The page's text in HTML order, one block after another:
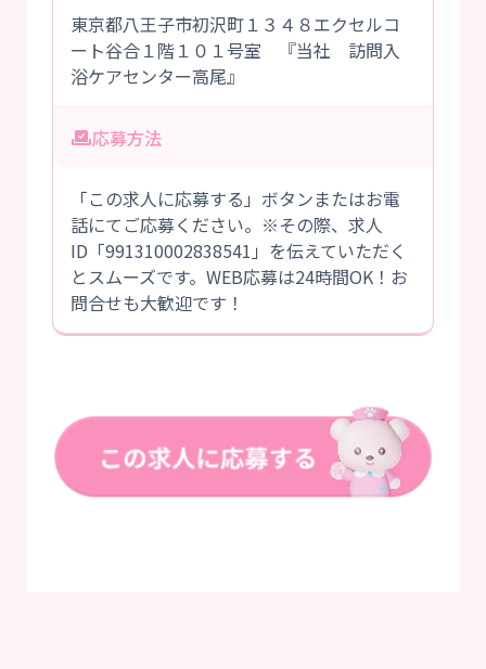
東京都八王子市初沢町１３４８エクセルコ
ート谷合１階１０１号室 『当社 訪問入
浴ケアセンター高尾』
応募方法
「この求人に応募する」ボタンまたはお電
話にてご応募ください。※その際、求人
ID「991310002838541」を伝えていただく
とスムーズです。WEB応募は24時間OK！お
問合せも大歓迎です！